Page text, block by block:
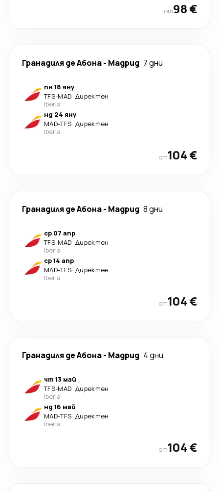
от98 €
Гранадиля де Абона- Мадрид 7 дни
пн 18 яну
TFS-MAD· Директен
Iberia
нд 24 яну
MAD-TFS· Директен
Iberia
от104 €
Гранадиля де Абона- Мадрид 8 дни
ср 07 апр
TFS-MAD· Директен
Iberia
ср 14 апр
MAD-TFS· Директен
Iberia
от104 €
Гранадиля де Абона- Мадрид 4 дни
чт 13 май
TFS-MAD· Директен
Iberia
нд 16 май
MAD-TFS· Директен
Iberia
от104 €